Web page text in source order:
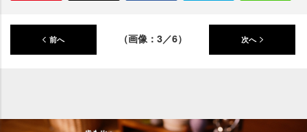
前へ （画像：3／6） 次へ